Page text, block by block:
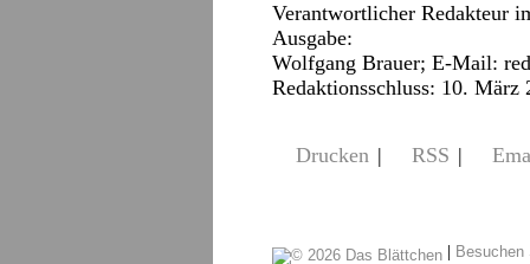
Verantwortlicher Redakteur
Ausgabe:
Wolfgang Brauer; E-Mail:
Redaktionsschluss: 10. März
Drucken | RSS |
|